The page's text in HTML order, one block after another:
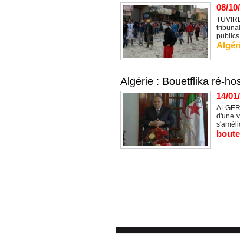
08/
publics
Algérie : Bouetflika ré-
14/
d'une